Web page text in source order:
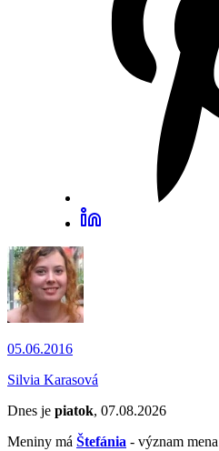
05.06.2016
Silvia Karasová
Dnes je piatok, 07.08.2026
Meniny má Štefánia - význam mena